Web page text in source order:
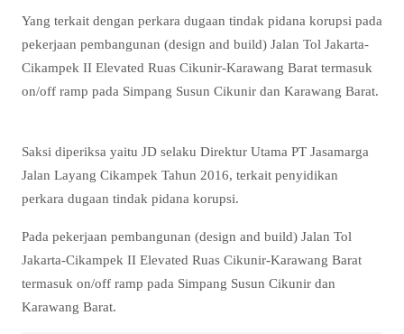
Yang terkait dengan perkara dugaan tindak pidana korupsi pada
pekerjaan pembangunan (design and build) Jalan Tol Jakarta-
Cikampek II Elevated Ruas Cikunir-Karawang Barat termasuk
on/off ramp pada Simpang Susun Cikunir dan Karawang Barat.
Saksi diperiksa yaitu JD selaku Direktur Utama PT Jasamarga
Jalan Layang Cikampek Tahun 2016, terkait penyidikan
perkara dugaan tindak pidana korupsi.
Pada pekerjaan pembangunan (design and build) Jalan Tol
Jakarta-Cikampek II Elevated Ruas Cikunir-Karawang Barat
termasuk on/off ramp pada Simpang Susun Cikunir dan
Karawang Barat.